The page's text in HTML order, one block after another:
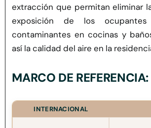
Plataforma CASA
extracción que permitan eliminar
exposición de los
contaminantes en cocinas y
así la calidad del aire en la
MARCO DE REFERENCIA:
INTERNACIONAL